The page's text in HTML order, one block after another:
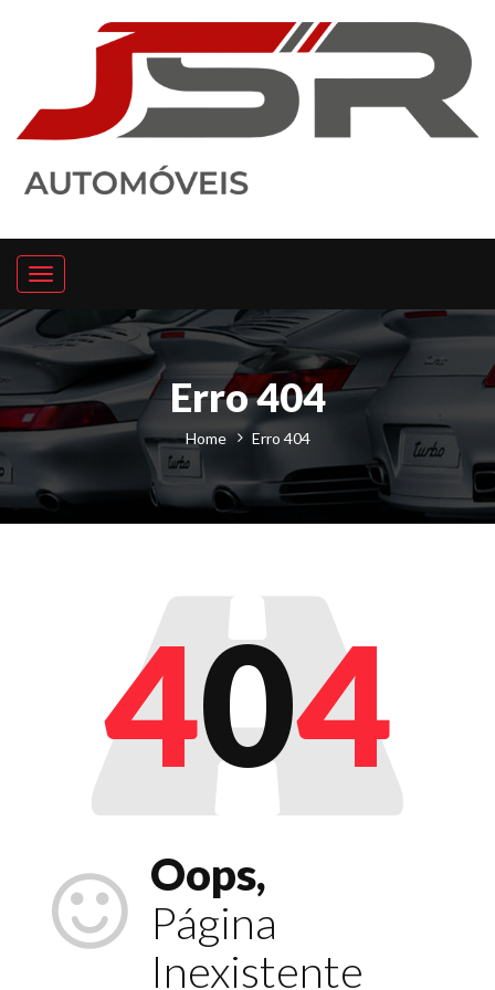
Toggle
navigation
Erro 404
Home Erro 404
404
Oops,
Página
Inexistente